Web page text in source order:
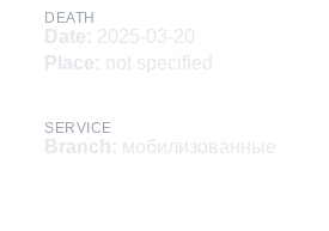
DEATH
Date: 2025-03-20
Place: not specified
SERVICE
Branch : мобилизованные